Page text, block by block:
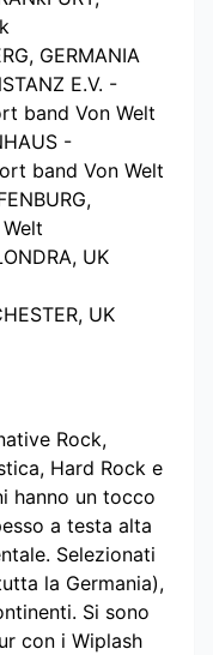
GERMANIA
E.V. -
band Von Welt
-
band Von Welt
UK
UK
Rock,
Hard Rock e
hanno un tocco
a testa alta
Selezionati
la Germania),
Si sono
con i Wiplash